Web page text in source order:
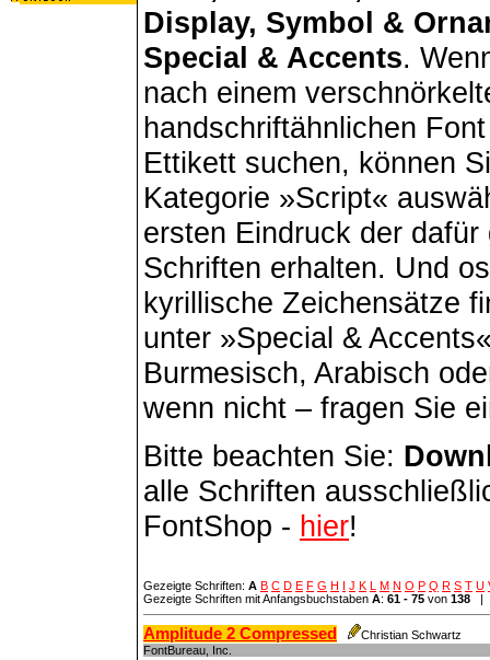
Display, Symbol &
Special & Accents.
nach einem
handschriftähnlichen
Ettikett suchen, können
Kategorie »Script«
ersten Eindruck der dafür
Schriften erhalten. Und
kyrillische Zeichensätze
unter »Special &
Burmesisch, Arabisch
wenn nicht – fragen Sie
Bitte beachten Sie:
alle Schriften
FontShop - hier!
Gezeigte Schriften: A B C D E F G H I J K L M N O P Q R S T U
Gezeigte Schriften mit Anfangsbuchstaben A: 61 - 75 von 138 |
Amplitude 2 Compressed
Christian Schwartz
FontBureau, Inc.